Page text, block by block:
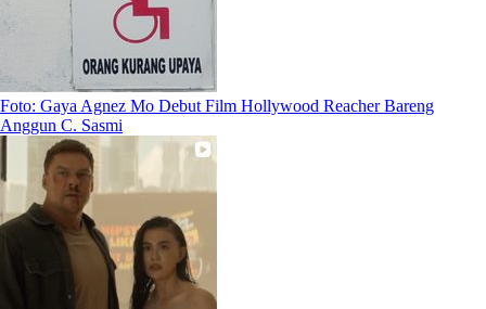
Foto: Gaya Agnez Mo Debut Film Hollywood Reacher Bareng
Anggun C. Sasmi